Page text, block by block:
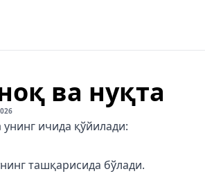
ва нуқта
унинг ичида қўйилади:
ташқарисида бўлади.